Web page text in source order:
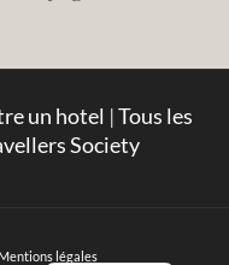
un hotel |Tous les
Society
Mentions légalesEnglish